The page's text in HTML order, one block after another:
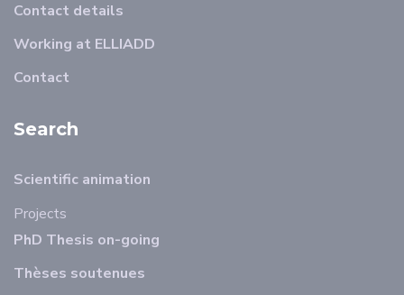
Contact details
Working at ELLIADD
Contact
Search
Scientific animation
Projects
PhD Thesis on-going
Thèses soutenues